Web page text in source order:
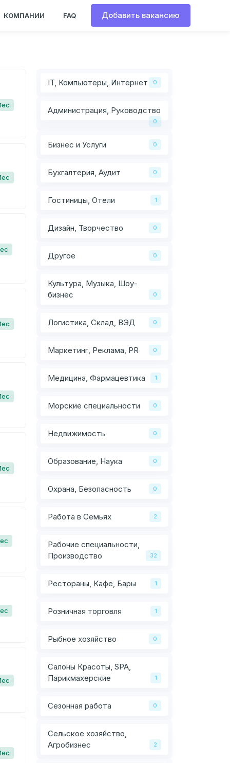
КОМПАНИИ FAQ Добавить вакансию
IT, Компьютеры, Интернет 0
Администрация, Руководство
0
Бизнес и Услуги 0
Бухгалтерия, Аудит 0
Гостиницы, Отели 1
Дизайн, Творчество 0
Другое 0
Культура, Музыка, Шоу-
бизнес
0
Логистика, Склад, ВЭД 0
Маркетинг, Реклама, PR 0
Медицина, Фармацевтика 1
Морские специальности 0
Недвижимость 0
Образование, Наука 0
Охрана, Безопасность 0
Работа в Семьях 2
Рабочие специальности,
Производство
32
Рестораны, Кафе, Бары 1
Розничная торговля 1
Рыбное хозяйство 0
Салоны Красоты, SPA,
Парикмахерские
1
Сезонная работа 0
Сельское хозяйство,
Агробизнес
2